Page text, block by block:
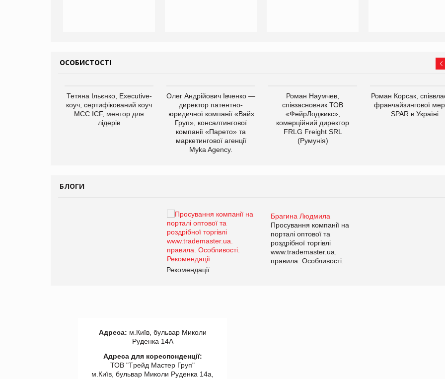
ОСОБИСТОСТІ
Тетяна Ільєнко, Executive-
коуч, сертифікований коуч
МСС ICF, ментор для
лідерів
Олег Андрійович Івченко —
директор патентно-
юридичної компанії «Вайз
Груп», консалтингової
компанії «Парето» та
маркетингової агенції
Myka Agency.
Роман Наумчев,
співзасновник ТОВ
«ФейрЛоджикс»,
комерційний директор
FRLG Freight SRL
(Румунія)
Роман Корсак,
франчайзингової
SPAR в Україні
БЛОГИ
Брагина Людмила
Просування компанії на
порталі оптової та
роздрібної торгівлі
www.trademaster.ua.
правила. Особливості.
Рекомендації
Адреса: м.Київ, бульвар Миколи
Руденка 14А
Адреса для кореспонденції:
ТОВ "Tрейд Мастер Груп"
м.Київ, бульвар Миколи Руденка 14а,